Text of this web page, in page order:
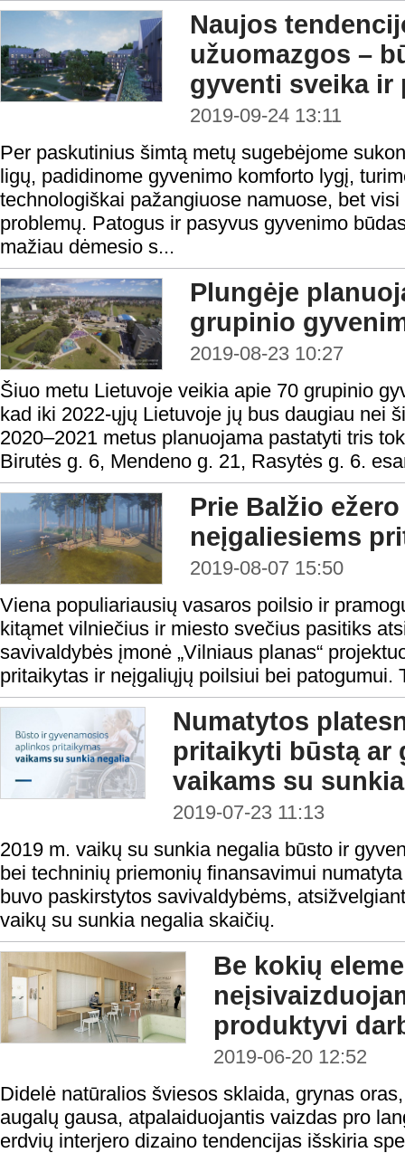
Naujos
užuomazgos –
gyventi sveika ir
2019-09-24 13:11
Per paskutinius šimtą metų sugebėjome
ligų, padidinome gyvenimo komforto lygį,
technologiškai pažangiuose namuose, bet
problemų. Patogus ir pasyvus gyvenimo
mažiau dėmesio s...
Plungėje
grupinio
2019-08-23 10:27
Šiuo metu Lietuvoje veikia apie 70 grupinio
kad iki 2022-ųjų Lietuvoje jų bus daugiau nei
2020–2021 metus planuojama pastatyti tris
Birutės g. 6, Mendeno g. 21, Rasytės g. 6.
Prie Balžio
neįgaliesiems
2019-08-07 15:50
Viena populiariausių vasaros poilsio ir
kitąmet vilniečius ir miesto svečius pasitiks
savivaldybės įmonė „Vilniaus planas“
pritaikytas ir neįgaliųjų poilsiui bei patogumui.
Numatytos
pritaikyti būstą ar
vaikams su
2019-07-23 11:13
2019 m. vaikų su sunkia negalia būsto ir
bei techninių priemonių finansavimui
buvo paskirstytos savivaldybėms,
vaikų su sunkia negalia skaičių.
Be kokių
produktyvi
2019-06-20 12:52
Didelė natūralios šviesos sklaida, grynas
augalų gausa, atpalaiduojantis vaizdas pro
erdvių interjero dizaino tendencijas išskiria